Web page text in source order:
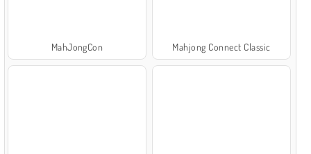
MahJongCon Mahjong Connect Classic